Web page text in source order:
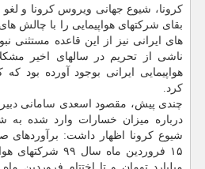
کرونا، شیوع جهانی ویروس کرونا و لغو
بقای شرکتهای هواپیمایی را با چالش
های ایرانی نیز از این قاعده مستثنی
ناشی از تحریم در سالهای اخیر
هواپیمایی ایرانی بوجود آورده بود
کرد.
چندی پیش، مقصود اسعدی سامانی دبیر
درباره میزان خسارات وارد شده به
شیوع کرونا اظهار داشت: برآوردهای